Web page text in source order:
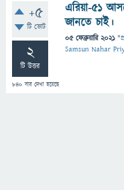
+5
টি ভোট
2
টি উত্তর
840 বার দেখা হয়েছে
এরিয়া-৫১
জানতে চাই।
05 ফেব্রুয়ারি 2021 "
Samsun Nahar